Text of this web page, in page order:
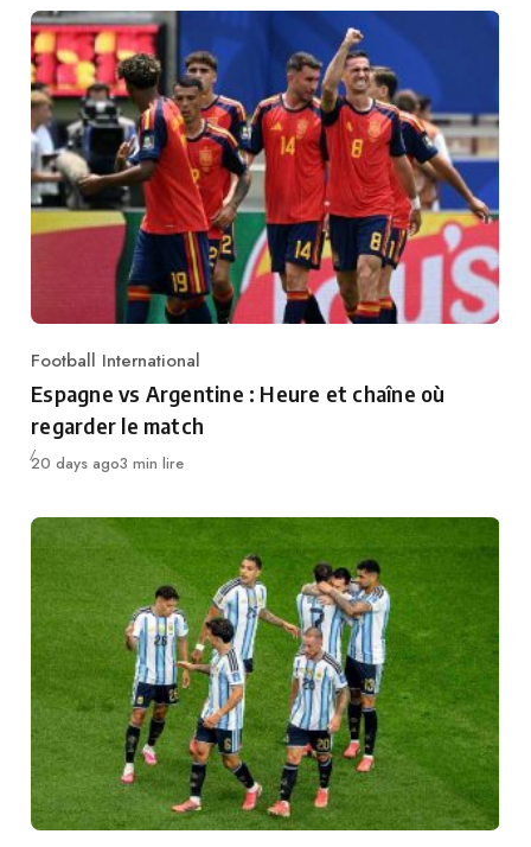
Category
Football International
Espagne vs Argentine : Heure et chaîne où
regarder le match
Publié
20 days ago3 min lire